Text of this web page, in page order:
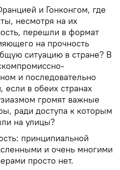
и Гонконгом, где
несмотря на их
перешли в формат
на прочность
ситуацию в стране? В
и последовательно
в обеих странах
громят важные
ради доступа к которым
на улицы?
принципиальной
и очень многими
просто нет.